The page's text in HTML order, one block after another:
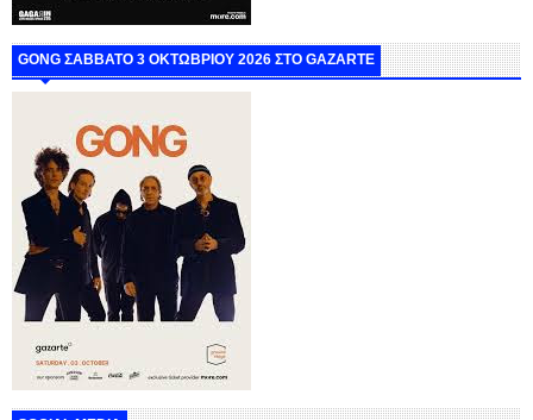
GONG ΣΑΒΒΑΤΟ 3 ΟΚΤΩΒΡΙΟΥ 2026 ΣΤΟ GAZARTE